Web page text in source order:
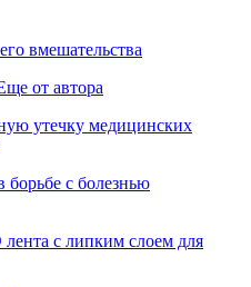
вмешательства
от автора
утечку медицинских
с болезнью
с липким слоем для